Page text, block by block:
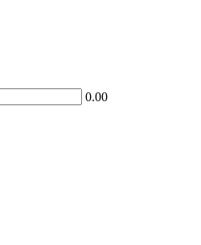
0.00